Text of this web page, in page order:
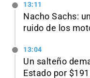
13:11
Nacho Sachs:
ruido de los
13:04
Un salteño
Estado por